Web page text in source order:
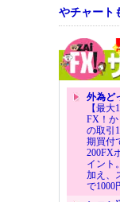
やチャート
外為ど
【最
FX！
の取引
期買付
200FX
イント
加え、
で1000